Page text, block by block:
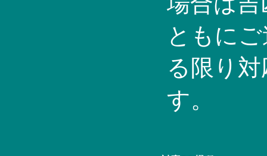
ともに
る限り
す。